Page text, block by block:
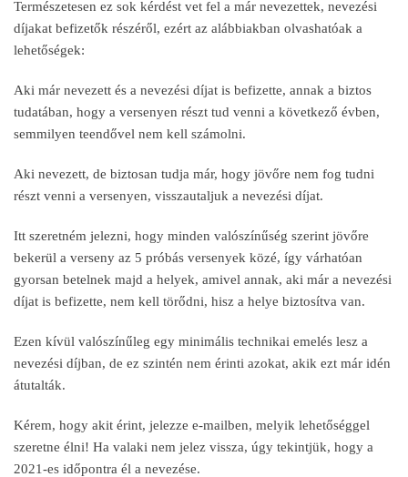
Természetesen ez sok kérdést vet fel a már nevezettek, nevezési
díjakat befizetők részéről, ezért az alábbiakban olvashatóak a
lehetőségek:
Aki már nevezett és a nevezési díjat is befizette, annak a biztos
tudatában, hogy a versenyen részt tud venni a következő évben,
semmilyen teendővel nem kell számolni.
Aki nevezett, de biztosan tudja már, hogy jövőre nem fog tudni
részt venni a versenyen, visszautaljuk a nevezési díjat.
Itt szeretném jelezni, hogy minden valószínűség szerint jövőre
bekerül a verseny az 5 próbás versenyek közé, így várhatóan
gyorsan betelnek majd a helyek, amivel annak, aki már a nevezési
díjat is befizette, nem kell törődni, hisz a helye biztosítva van.
Ezen kívül valószínűleg egy minimális technikai emelés lesz a
nevezési díjban, de ez szintén nem érinti azokat, akik ezt már idén
átutalták.
Kérem, hogy akit érint, jelezze e-mailben, melyik lehetőséggel
szeretne élni! Ha valaki nem jelez vissza, úgy tekintjük, hogy a
2021-es időpontra él a nevezése.